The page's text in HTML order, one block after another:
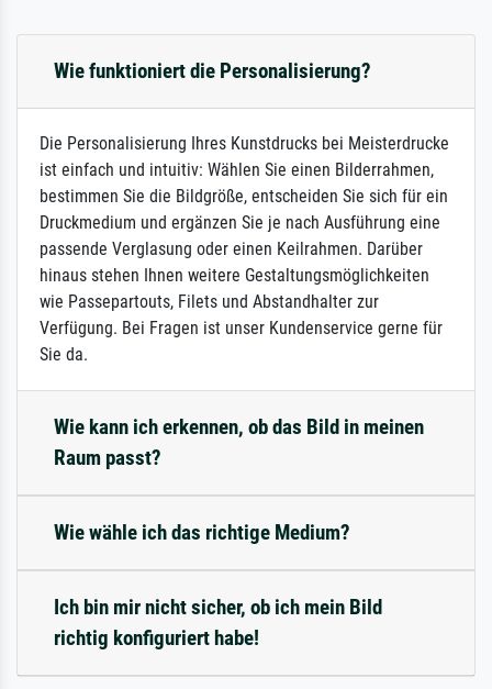
Wie funktioniert die Personalisierung?
Die Personalisierung Ihres Kunstdrucks bei Meisterdrucke
ist einfach und intuitiv: Wählen Sie einen Bilderrahmen,
bestimmen Sie die Bildgröße, entscheiden Sie sich für ein
Druckmedium und ergänzen Sie je nach Ausführung eine
passende Verglasung oder einen Keilrahmen. Darüber
hinaus stehen Ihnen weitere Gestaltungsmöglichkeiten
wie Passepartouts, Filets und Abstandhalter zur
Verfügung. Bei Fragen ist unser Kundenservice gerne für
Sie da.
Wie kann ich erkennen, ob das Bild in meinen
Raum passt?
Wie wähle ich das richtige Medium?
Ich bin mir nicht sicher, ob ich mein Bild
richtig konfiguriert habe!